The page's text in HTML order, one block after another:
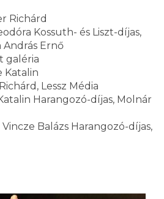
Richárd
Kossuth- és Liszt-díjas,
András Ernő
galéria
Katalin
Lessz Média
Harangozó-díjas, Molnár
Balázs Harangozó-díjas,